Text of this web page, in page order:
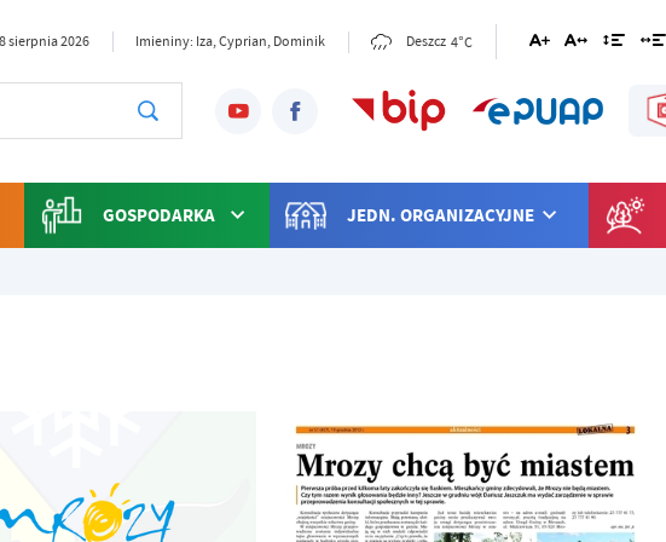
sierpnia 2026 Imieniny: Iza, Cyprian, Dominik Deszcz 4°C
GOSPODARKA JEDN. ORGANIZACYJNE